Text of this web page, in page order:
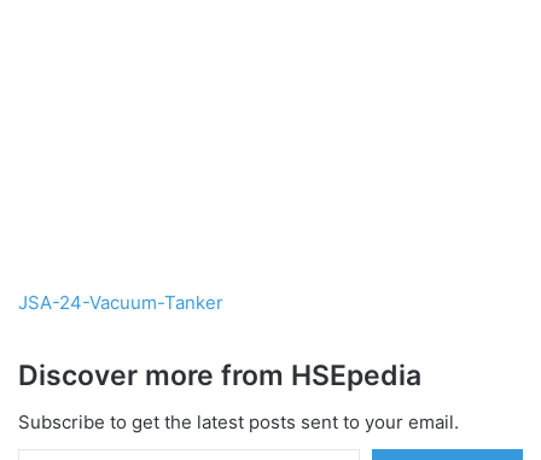
JSA-24-Vacuum-Tanker
Discover more from HSEpedia
Subscribe to get the latest posts sent to your email.
Type your email…